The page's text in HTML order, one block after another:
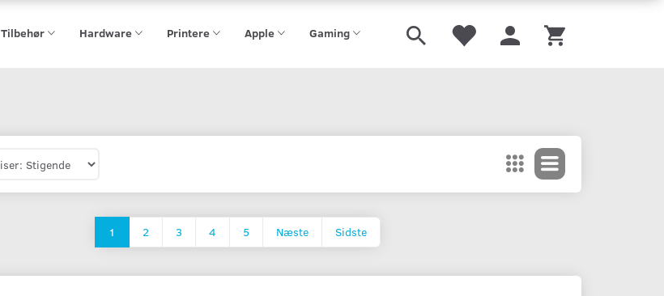
Tilbehør Hardware Printere Apple Gaming
1 2 3 4 5 Næste Sidste